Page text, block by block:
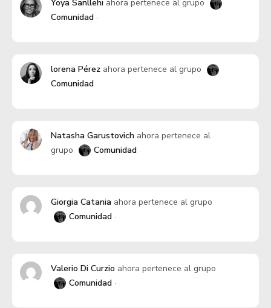
Yoya Sanllehi ahora pertenece al grupo
Comunidad
lorena Pérez ahora pertenece al grupo
Comunidad
Natasha Garustovich ahora pertenece al
grupo
Comunidad
Giorgia Catania ahora pertenece al grupo
Comunidad
Valerio Di Curzio ahora pertenece al grupo
Comunidad